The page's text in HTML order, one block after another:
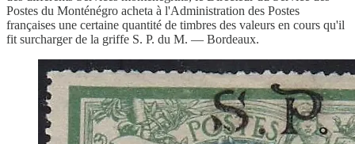
Postes du Monténégro acheta à l'Administration des Postes
françaises une certaine quantité de timbres des valeurs en cours qu'il
fit surcharger de la griffe S. P. du M. — Bordeaux.